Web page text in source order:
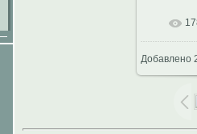
В
Добавлено